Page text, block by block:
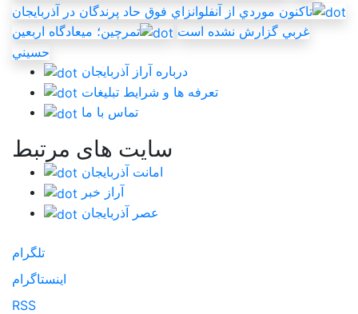
تاکنون موردي از آنفلوانزاي فوق حاد پرندگان در آذربايجان
غربي گزارش نشده است
تمرچين؛ ميعادگاه اربعين
حسيني
درباره آراز آذربایجان
تعرفه ها و شرایط تبلیغات
تماس با ما
سایت های مرتبط
امانت آذربایجان
آراز خبر
عصر آذربایجان
تلگرام
اینستاگرام
RSS